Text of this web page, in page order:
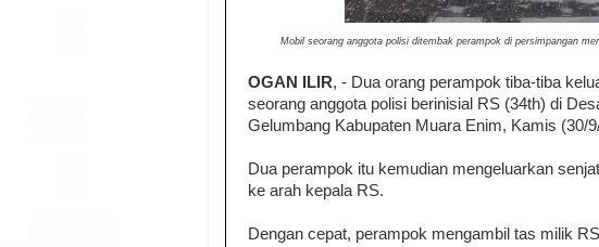
Mobil seorang anggota polisi ditembak perampok di persimpangan
OGAN ILIR, - Dua orang perampok tiba-tiba
seorang anggota polisi berinisial RS (34th) di
Gelumbang Kabupaten Muara Enim, Kamis (30/
Dua perampok itu kemudian mengeluarkan
ke arah kepala RS.
Dengan cepat, perampok mengambil tas milik